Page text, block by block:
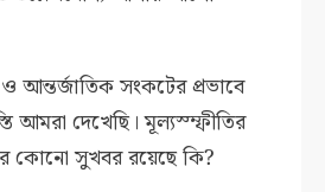
আন্তর্জাতিক সংকটের প্রভাবে
আমরা দেখেছি। মূল্যস্ম্ফীতির
কোনো সুখবর রয়েছে কি?